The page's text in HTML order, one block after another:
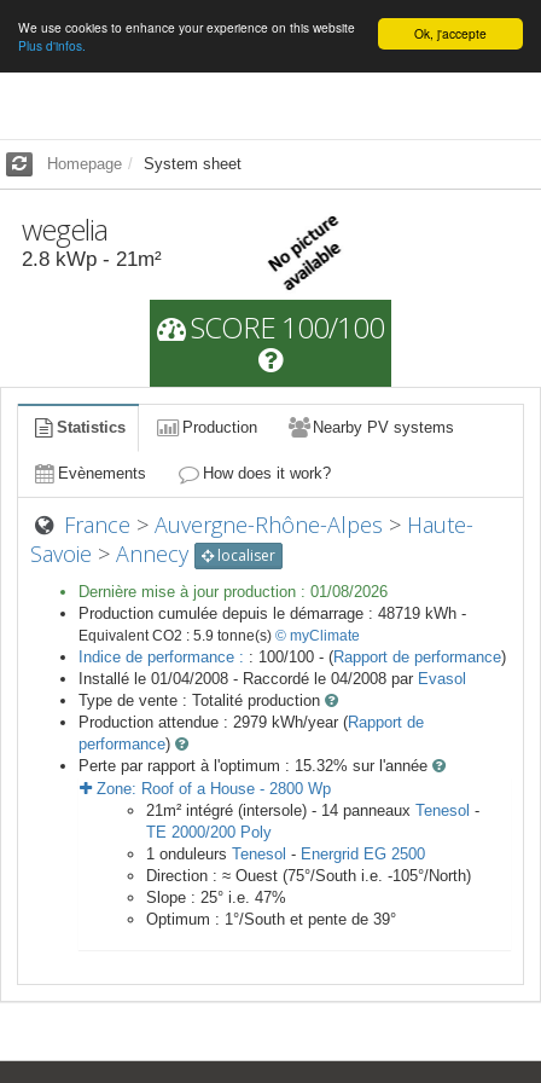
English Ok, j'accepte
We use cookies to enhance your experience on this website
Plus d'infos.
Homepage System sheet
wegelia
2.8 kWp - 21m²
SCORE 100/100
Statistics Production Nearby PV systems
Evènements How does it work?
France >Auvergne-Rhône-Alpes > Haute-
Savoie > Annecy localiser
Dernière mise à jour production : 01/08/2026
Production cumulée depuis le démarrage : 48719 kWh -
Equivalent CO2 : 5.9 tonne(s) © myClimate
Indice de performance : : 100/100 - (Rapport de performance)
Installé le 01/04/2008 - Raccordé le 04/2008 par Evasol
Type de vente : Totalité production
Production attendue : 2979 kWh/year (Rapport de
performance)
Perte par rapport à l'optimum : 15.32% sur l'année
Zone: Roof of a House - 2800 Wp
21m² intégré (intersole) - 14 panneaux Tenesol -
TE 2000/200 Poly
1 onduleurs Tenesol - Energrid EG 2500
Direction : ≈ Ouest (75°/South i.e. -105°/North)
Slope : 25° i.e. 47%
Optimum : 1°/South et pente de 39°